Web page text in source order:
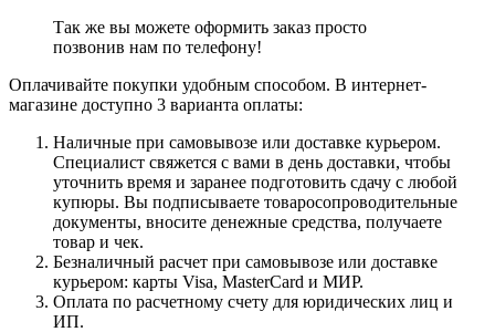
Так же вы можете оформить заказ просто
позвонив нам по телефону!
Оплачивайте покупки удобным способом. В интернет-
магазине доступно 3 варианта оплаты:
Наличные при самовывозе или доставке курьером.
Специалист свяжется с вами в день доставки, чтобы
уточнить время и заранее подготовить сдачу с любой
купюры. Вы подписываете товаросопроводительные
документы, вносите денежные средства, получаете
товар и чек.
Безналичный расчет при самовывозе или доставке
курьером: карты Visa, MasterCard и МИР.
Оплата по расчетному счету для юридических лиц и
ИП.